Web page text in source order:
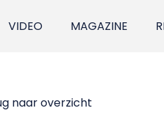
VIDEO MAGAZINE
naar overzicht